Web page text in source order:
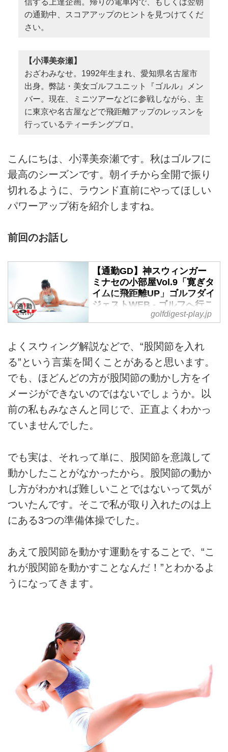
信する上達企画。帰りの電車内で、もしくは翌朝
の通勤中、スコアアップのヒントを見つけてくだ
さい。
【小澤美奈瀬】
おざわみなせ。1992年生まれ、愛知県名古屋市
出身。弊誌・美女ゴルフユニット『ゴルル』メン
バー。現在、ミニツアーなどに参戦しながら、主
に東京や名古屋などで飛距離アップのレッスンを
行っているティーチングプロ。
こんにちは、小澤美奈瀬です。秋はゴルフに
最高のシーズンです。朝イチから全開で振り
切れるように、ラウンド直前にやってほしい
パワーアップ術を紹介しますね。
前回のお話し
【通勤GD】神スウィンガー
ミナセの小部屋Vol.9「寛ぎタ
イムに飛距離UP」ゴルフダイ
ジェストWEB - ゴルフへ行こ
うWEB by ゴルフダイジェス
1年でなんと50ヤードも飛距離を
伸ばした『ゴルル』メンバーの小
澤美奈瀬。彼女が飛ぶようになっ
た秘訣をお伝えする本連載。今回
は3回にわたってお伝えしてきた
飛ぶようになるストレッチの最終
回。家の中で気軽にできて飛ばせ
golfdigest-play.jp
よくスウィング解説などで、“股関節を入れ
る”という言葉を聞くことがあると思います。
でも、ほどんどの方が股関節の動かし方をイ
メージができないのではないでしょうか。以
前の私もみなさんと同じで、正直よくわかっ
ていませんでした。
でも実は、それって単に、股関節を意識して
動かしたことがなかったから。股関節の動か
し方がわかれば難しいことではないって気が
ついたんです。そこで私が取り入れたのは上
にある3つの準備体操でした。
あえて股関節を動かす運動をすることで、“こ
れが股関節を動かすことなんだ！”とわかるよ
うになってきます。